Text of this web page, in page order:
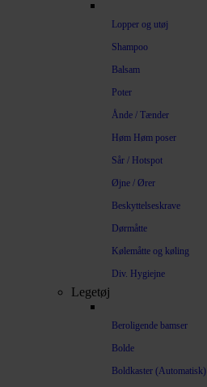
Lopper og utøj
Shampoo
Balsam
Poter
Ånde / Tænder
Høm Høm poser
Sår / Hotspot
Øjne / Ører
Beskyttelseskrave
Dørmåtte
Kølemåtte og køling
Div. Hygiejne
Legetøj
Beroligende bamser
Bolde
Boldkaster (Automatisk)